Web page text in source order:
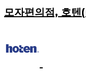
모자편의점, 호